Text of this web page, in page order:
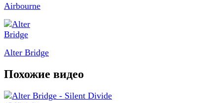
Airbourne
Alter Bridge
Похожие видео